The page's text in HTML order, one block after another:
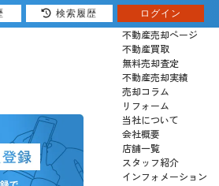
売りたい
不動産売却ページ
不動産買取
無料売却査定
不動産売却実績
売却コラム
リフォーム
当社について
会社概要
店舗一覧
スタッフ紹介
インフォメーション
検索履歴 ログイン